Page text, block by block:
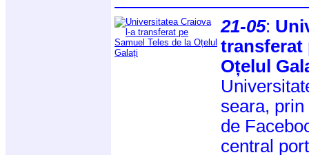
21-05:
transferat
Oțelul
seara,
de
central